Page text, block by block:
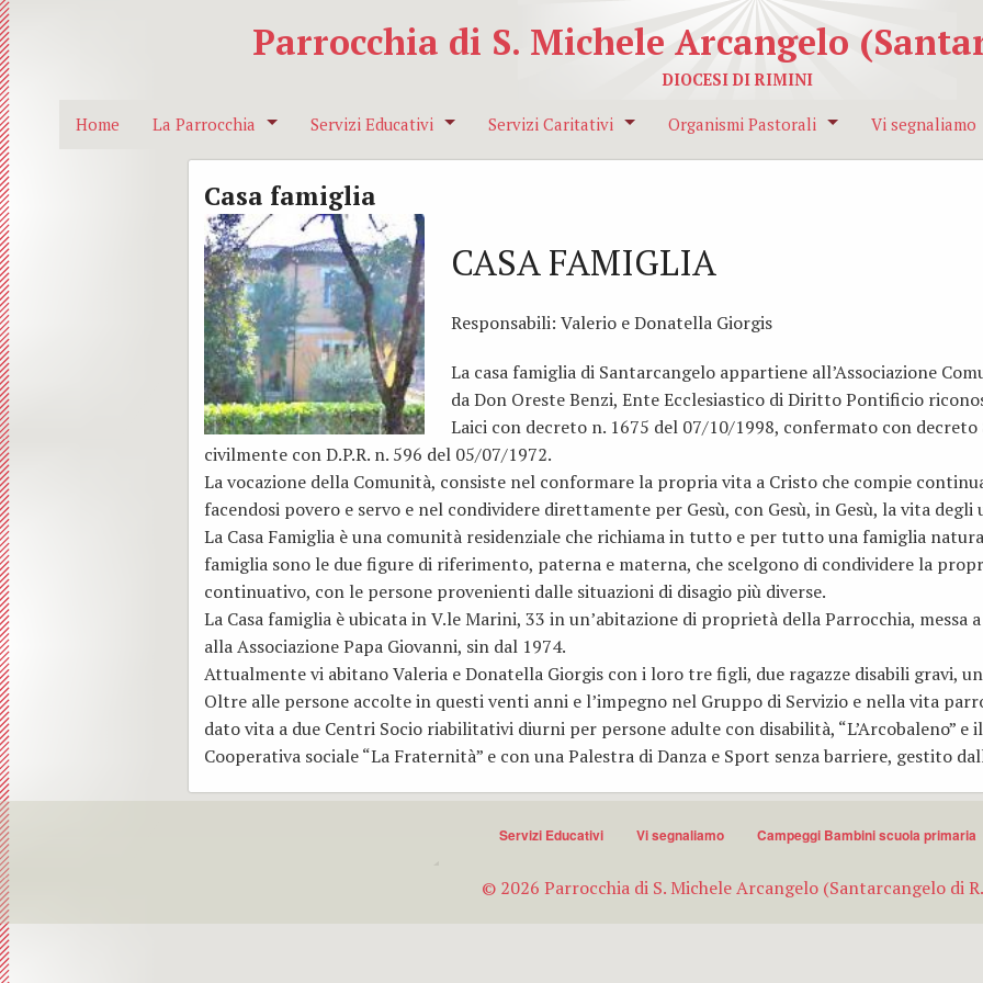
Parrocchia di S. Michele Arcangelo
DIOCESI DI RIMINI
Home La Parrocchia
Dove siamo
Segreteria
Collegiata Le nostre campane
Redemptor Hominis
Suore Bianche
Cappuccini O.F.S
Ospedale
Centro Parrocchiale
Zone Parrochiali
Servizi Educativi
Azione cattolica
Anspi
AGESCI
MASCI
Gruppo accompagnatori battesimali
Corsi prematrimoniali
G.M ” Mons Luigi Santa”
Servizi Caritativi
Pastorale della famiglia
Unitalsi
Associazione Incontro
TAXI AMICO – Beato Simone
Gruppo di servizio
Casa famiglia
Gruppo Vincenziano
A.C.L.I
Adozioni a distanza
Gruppo liturgico
Organismi Pastorali
Consiglio Parrocchiale Affari Economici
Vi segnaliamo
Soggiorno
Campeggi
Casa famiglia
CASA FAMIGLIA
Responsabili: Valerio e Donatella Giorgis
La casa famiglia di Santarcangelo appartiene all’Associazione
da Don Oreste Benzi, Ente Ecclesiastico di Diritto Pontificio
Laici con decreto n. 1675 del 07/10/1998, confermato con
civilmente con D.P.R. n. 596 del 05/07/1972.
La vocazione della Comunità, consiste nel conformare la propria vita a Cristo che compie
facendosi povero e servo e nel condividere direttamente per Gesù, con Gesù, in Gesù, la vita degli
La Casa Famiglia è una comunità residenziale che richiama in tutto e per tutto una famiglia
famiglia sono le due figure di riferimento, paterna e materna, che scelgono di condividere la
continuativo, con le persone provenienti dalle situazioni di disagio più diverse.
La Casa famiglia è ubicata in V.le Marini, 33 in un’abitazione di proprietà della Parrocchia,
alla Associazione Papa Giovanni, sin dal 1974.
Attualmente vi abitano Valeria e Donatella Giorgis con i loro tre figli, due ragazze disabili gravi,
Oltre alle persone accolte in questi venti anni e l’impegno nel Gruppo di Servizio e nella vita
dato vita a due Centri Socio riabilitativi diurni per persone adulte con disabilità, “L’Arcobaleno” e
Cooperativa sociale “La Fraternità” e con una Palestra di Danza e Sport senza barriere, gestito
Servizi Educativi Vi segnaliamo Campeggi Bambini scuola primaria
© 2026 Parrocchia di S. Michele Arcangelo (Santarcangelo di